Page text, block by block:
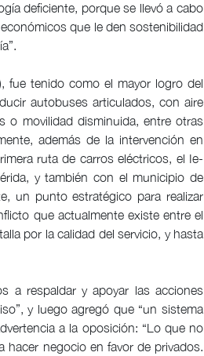
deficiente, porque se llevó a cabo
que le den sostenibilidad
fue tenido como el mayor logro del
autobuses articulados, con aire
o movilidad disminuida, entre otras
además de la intervención en
ruta de carros eléctricos, el Ie-
y también con el municipio de
un punto estratégico para realizar
que actualmente existe entre el
por la calidad del servicio, y hasta
a respaldar y apoyar las acciones
y luego agregó que “un sistema
a la oposición: “Lo que no
negocio en favor de privados.